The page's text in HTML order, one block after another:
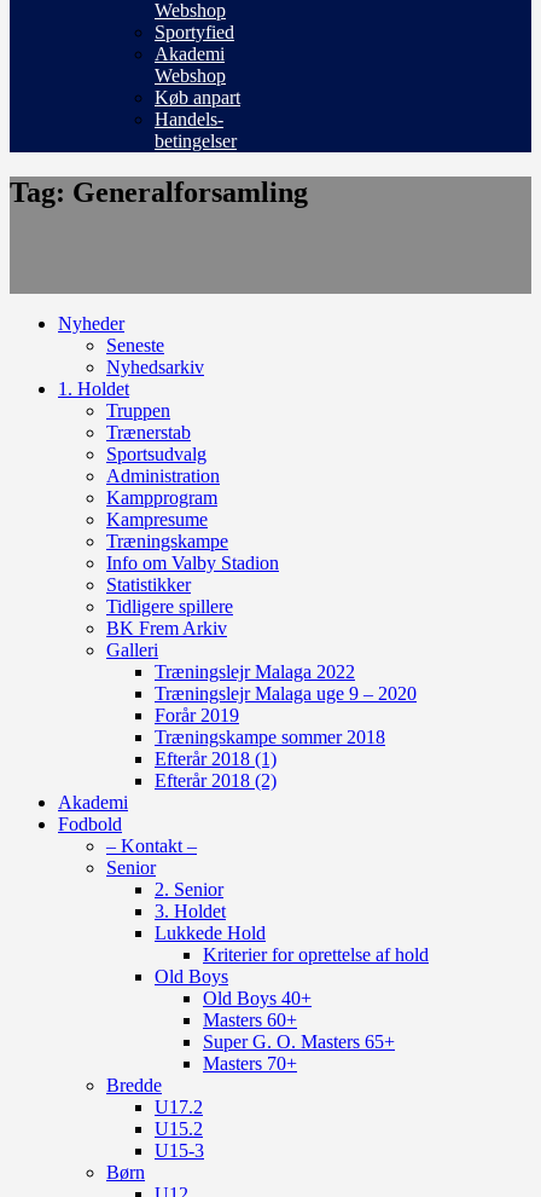
Webshop
Sportyfied
Akademi
Webshop
Køb anpart
Handels-
betingelser
Tag: Generalforsamling
Nyheder
Seneste
Nyhedsarkiv
1. Holdet
Truppen
Trænerstab
Sportsudvalg
Administration
Kampprogram
Kampresume
Træningskampe
Info om Valby Stadion
Statistikker
Tidligere spillere
BK Frem Arkiv
Galleri
Træningslejr Malaga 2022
Træningslejr Malaga uge 9 – 2020
Forår 2019
Træningskampe sommer 2018
Efterår 2018 (1)
Efterår 2018 (2)
Akademi
Fodbold
– Kontakt –
Senior
2. Senior
3. Holdet
Lukkede Hold
Kriterier for oprettelse af hold
Old Boys
Old Boys 40+
Masters 60+
Super G. O. Masters 65+
Masters 70+
Bredde
U17.2
U15.2
U15-3
Børn